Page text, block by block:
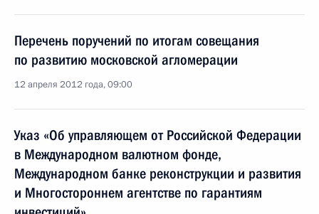
Перечень поручений по итогам совещания
по развитию московской агломерации
12 апреля 2012 года, 09:00
Указ «Об управляющем от Российской Федерации
в Международном валютном фонде,
Международном банке реконструкции и развития
и Многостороннем агентстве по гарантиям